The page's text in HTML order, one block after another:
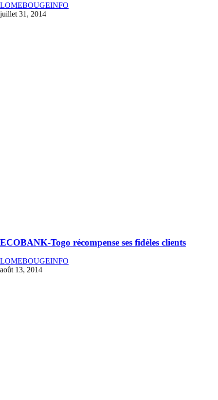
LOMEBOUGEINFO
juillet 31, 2014
ECOBANK-Togo récompense ses fidèles clients
LOMEBOUGEINFO
août 13, 2014